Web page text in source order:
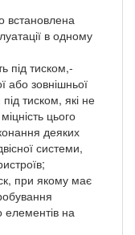
встановлена
в одному
під тиском,-
або зовнішньої
тиском, які не
цього
деяких
системи,
при якому має
елементів на